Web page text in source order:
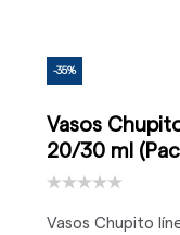
-35%
Vasos
20/30 ml
Vasos Chupito